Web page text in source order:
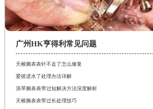
广州HK亨得利常见问题
天梭腕表表针不走了怎么修复
爱彼进水了处理办法详解
浪琴腕表表带过短解决方法深度解析
天梭腕表表带过长处理技巧